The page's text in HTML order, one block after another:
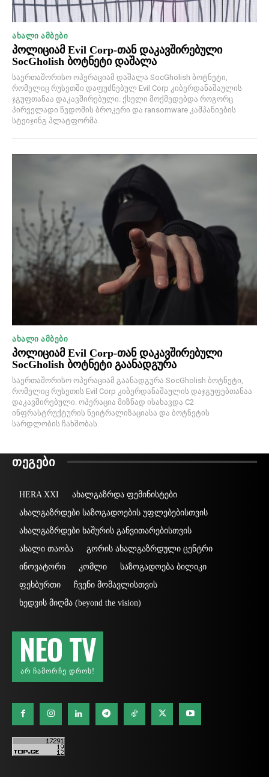
ᲐᲮᲐᲚᲘ ᲐᲛᲑᲔᲑᲘ
პოლიციამ Evil Corp-თან დაკავშირებული
SocGholish ბოტნეტი დაშალა
საერთაშორისო ოპერაციამ დაშალა SocGholish ბოტნეტი,
რომელიც რუსეთში დაფუძნებულ Evil Corp კიბერდანაშაულის
ჯგუფთანაა დაკავშირებული. ქსელი მოქმედებდა როგორც
პირველადი წვდომის ბროკერი და ransomware კამპანიების
სტეიჯინგ პლატფორმა.
ᲐᲮᲐᲚᲘ ᲐᲛᲑᲔᲑᲘ
პოლიციამ Evil Corp-თან დაკავშირებული
SocGholish ბოტნეტი გაანადგურა
საერთაშორისო ოპერაციამ გაანადგურა SocGholish ბოტნეტი,
რომელიც რუსეთის Evil Corp კიბერდანაშაულის დაჯგუფებთანაა
დაკავშირებული. ოპერაცია მიზნად ისახავდა C2
ინფრასტრუქტურის ნეიტრალიზაციასა და ბოტნეტის
სარდლობის ჩახშობას.
ᲗᲔᲒᲔᲑᲘ
HERA XXI
ახალგაზრდა ფემინისტები
ახალგაზრდები საზოგადოების უფლებებისთვის
ახალგაზრდები ხაშურის განვითარებისთვის
ახალი თაობა
გორის ახალგაზრდული ცენტრი
ინოვატორი
კომლი
საზოგადოება ბილიკი
ფეხბურთი
ჩვენი მომავლისთვის
ხედვის მიღმა (beyond the vision)
NEO TV
ᲐᲠ ᲩᲐᲛᲝᲠᲩᲔ ᲓᲠᲝᲡ!